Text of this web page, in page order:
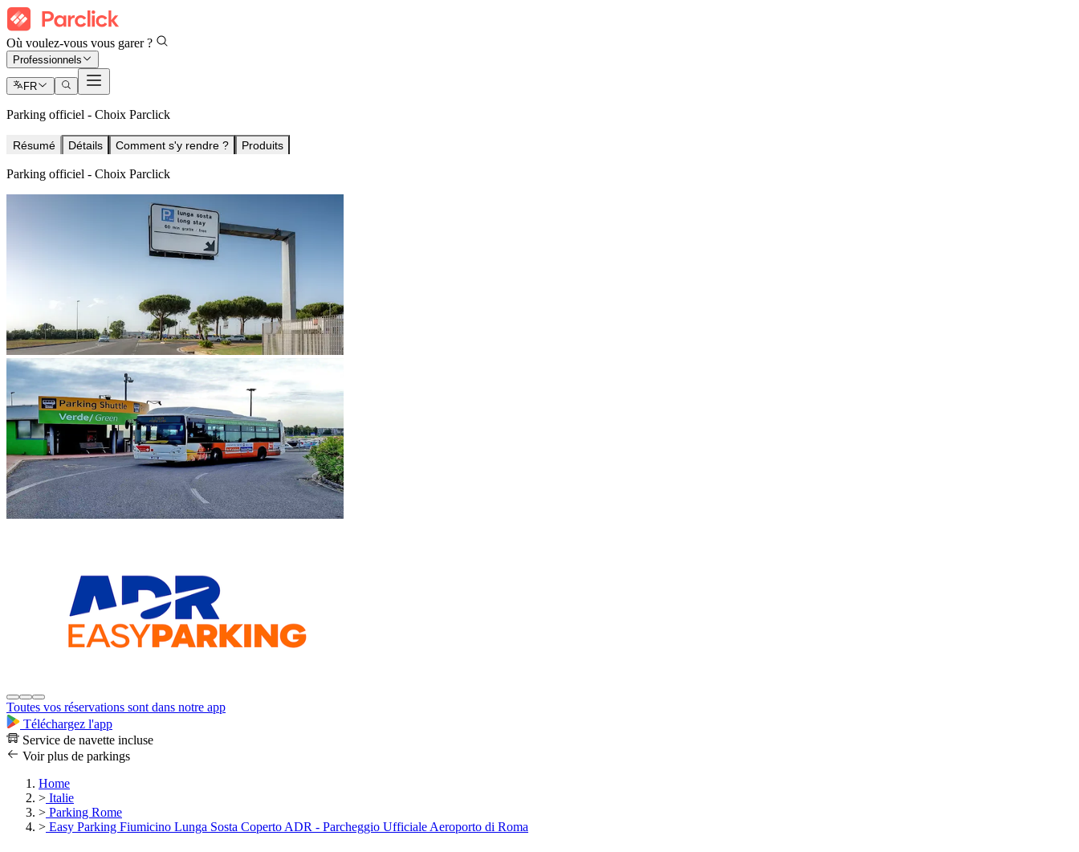
Où voulez-vous vous garer ?
Professionnels
FR
Parking officiel - Choix Parclick
Résumé Détails Comment s'y rendre ? Produits
Parking officiel - Choix Parclick
Toutes vos réservations sont dans notre app
Téléchargez l'app
Service de navette incluse
Voir plus de parkings
Home
> Italie
> Parking Rome
> Easy Parking Fiumicino Lunga Sosta Coperto ADR - Parcheggio Ufficiale Aeroporto di Roma